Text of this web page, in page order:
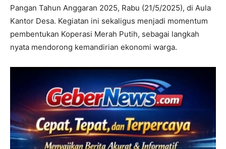
Pangan Tahun Anggaran 2025, Rabu (21/5/2025), di Aula
Kantor Desa. Kegiatan ini sekaligus menjadi momentum
pembentukan Koperasi Merah Putih, sebagai langkah
nyata mendorong kemandirian ekonomi warga.